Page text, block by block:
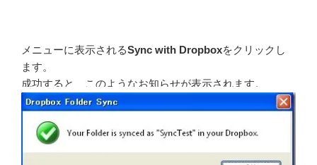
メニューに表示されるSync with Dropboxをクリックし
ます。
成功すると、このようなお知らせが表示されます。